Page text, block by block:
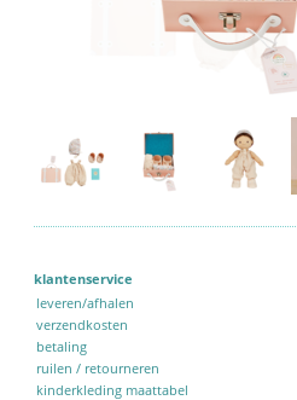
klantenservice
leveren/afhalen
verzendkosten
betaling
ruilen / retourneren
kinderkleding maattabel